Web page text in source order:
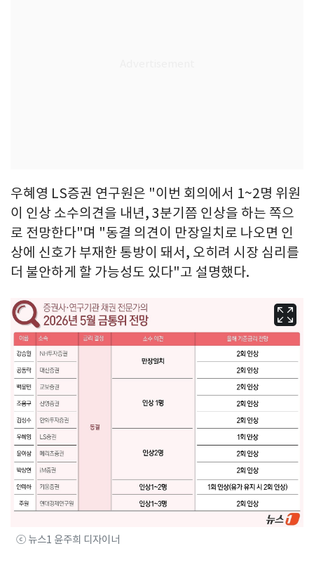
우혜영 LS증권 연구원은 "이번 회의에서 1~2명 위원
이 인상 소수의견을 내년, 3분기쯤 인상을 하는 쪽으
로 전망한다"며 "동결 의견이 만장일치로 나오면 인
상에 신호가 부재한 통방이 돼서, 오히려 시장 심리를
더 불안하게 할 가능성도 있다"고 설명했다.
ⓒ 뉴스1 윤주희 디자이너